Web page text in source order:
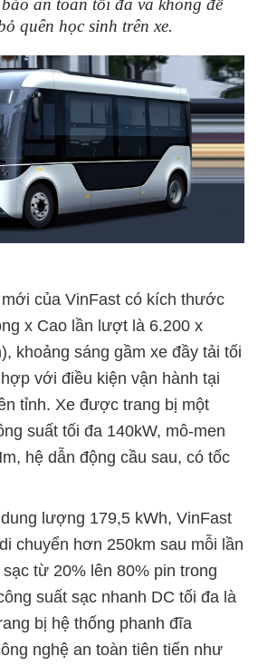
an toàn tối đa và không để
quên học sinh trên xe.
của VinFast có kích thước
x Cao lần lượt là 6.200 x
khoảng sáng gầm xe đầy tải tối
với điều kiện vận hành tại
tỉnh. Xe được trang bị một
suất tối đa 140kW, mô-men
hệ dẫn động cầu sau, có tốc
lượng 179,5 kWh, VinFast
chuyển hơn 250km sau mỗi lần
từ 20% lên 80% pin trong
suất sạc nhanh DC tối đa là
bị hệ thống phanh đĩa
nghệ an toàn tiên tiến như